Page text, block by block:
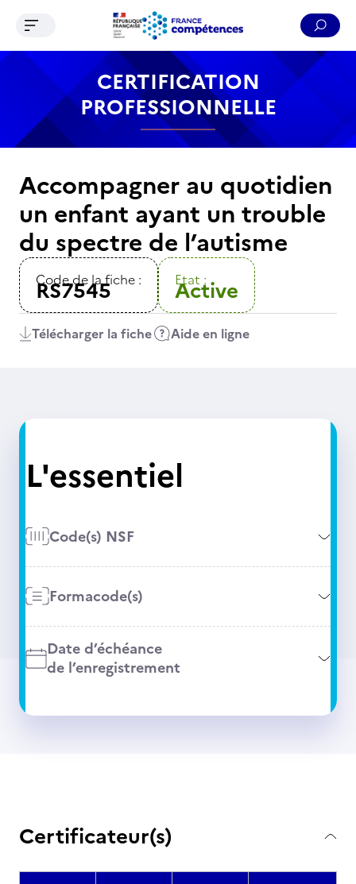
Contenu Recherche Menu Pied de page
Ouvrir le menu de navigation
CERTIFICATION
PROFESSIONNELLE
Accompagner au quotidien
un enfant ayant un trouble
du spectre de l’autisme
Code de la fiche :
RS7545 Etat :
Active
Télécharger la fiche Aide en ligne
L'essentiel
Code(s) NSF
Formacode(s)
Date d’échéance
de l’enregistrement
Certificateur(s)